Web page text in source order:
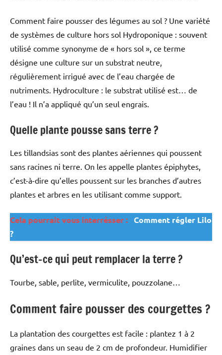
Comment faire pousser des légumes au sol ? Une variété
de systèmes de culture hors sol Hydroponique : souvent
utilisé comme synonyme de « hors sol », ce terme
désigne une culture sur un substrat neutre,
régulièrement irrigué avec de l’eau chargée de
nutriments. Hydroculture : le substrat utilisé est… de
l’eau ! Il n’a appliqué qu’un seul engrais.
Quelle plante pousse sans terre ?
Les tillandsias sont des plantes aériennes qui poussent
sans racines ni terre. On les appelle plantes épiphytes,
c’est-à-dire qu’elles poussent sur les branches d’autres
plantes et arbres en les utilisant comme support.
Cela pourrait vous interrésser : Comment régler Lilo
?
Qu’est-ce qui peut remplacer la terre ?
Tourbe, sable, perlite, vermiculite, pouzzolane…
Comment faire pousser des courgettes ?
La plantation des courgettes est facile : plantez 1 à 2
graines dans un seau de 2 cm de profondeur. Humidifier